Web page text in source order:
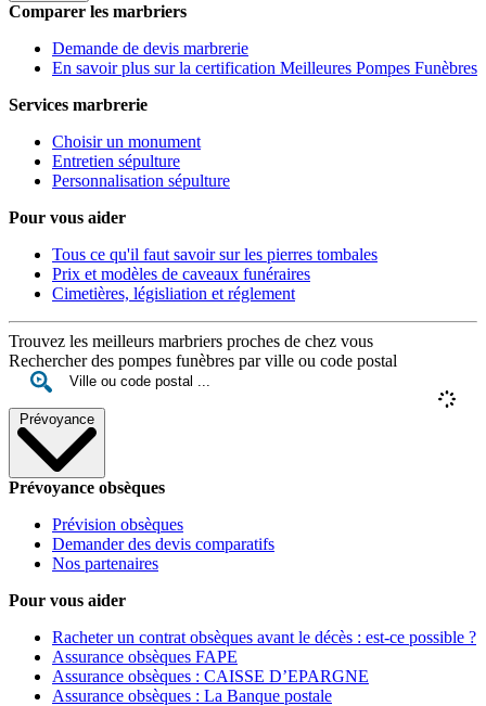
Comparer les marbriers
Demande de devis marbrerie
En savoir plus sur la certification Meilleures Pompes Funèbres
Services marbrerie
Choisir un monument
Entretien sépulture
Personnalisation sépulture
Pour vous aider
Tous ce qu'il faut savoir sur les pierres tombales
Prix et modèles de caveaux funéraires
Cimetières, législiation et réglement
Trouvez les meilleurs marbriers proches de chez vous
Rechercher des pompes funèbres par ville ou code postal
Prévoyance
Prévoyance obsèques
Prévision obsèques
Demander des devis comparatifs
Nos partenaires
Pour vous aider
Racheter un contrat obsèques avant le décès : est-ce possible ?
Assurance obsèques FAPE
Assurance obsèques : CAISSE D’EPARGNE
Assurance obsèques : La Banque postale